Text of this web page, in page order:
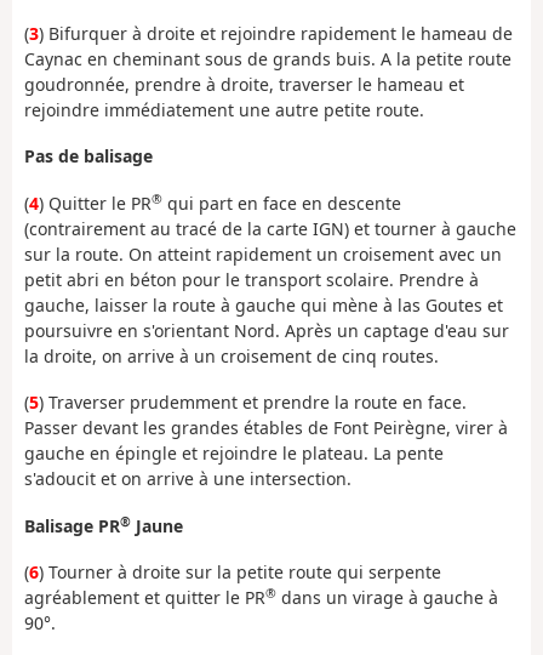
(3) Bifurquer à droite et rejoindre rapidement le hameau de
Caynac en cheminant sous de grands buis. A la petite route
goudronnée, prendre à droite, traverser le hameau et
rejoindre immédiatement une autre petite route.
Pas de balisage
(4) Quitter le PR® qui part en face en descente
(contrairement au tracé de la carte IGN) et tourner à gauche
sur la route. On atteint rapidement un croisement avec un
petit abri en béton pour le transport scolaire. Prendre à
gauche, laisser la route à gauche qui mène à las Goutes et
poursuivre en s'orientant Nord. Après un captage d'eau sur
la droite, on arrive à un croisement de cinq routes.
(5) Traverser prudemment et prendre la route en face.
Passer devant les grandes étables de Font Peirègne, virer à
gauche en épingle et rejoindre le plateau. La pente
s'adoucit et on arrive à une intersection.
Balisage PR® Jaune
(6) Tourner à droite sur la petite route qui serpente
agréablement et quitter le PR® dans un virage à gauche à
90°.